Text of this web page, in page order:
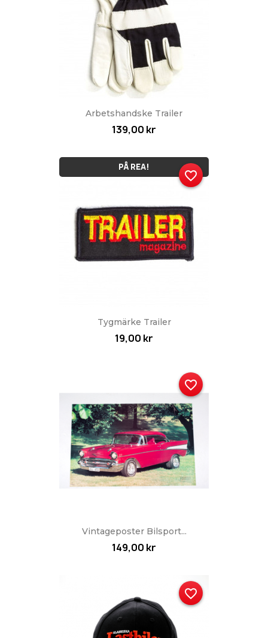
Arbetshandske Trailer
139,00 kr
Tygmärke Trailer
19,00 kr
PÅ REA!
favorite_border
Vintageposter Bilsport...
149,00 kr
favorite_border
favorite_border